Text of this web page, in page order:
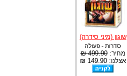
שוגון (מיני סידרה)
סדרות - פעולה
מחיר:499.90 ₪
אצלנו: 149.90 ₪